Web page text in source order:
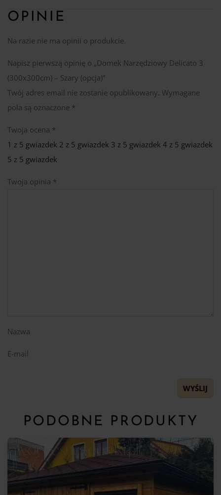
OPINIE
Na razie nie ma opinii o produkcie.
Napisz pierwszą opinię o „Domek Narzędziowy Delicato 3
(300x300cm) – Szary (opcja)”
Twój adres email nie zostanie opublikowany. Wymagane
pola są oznaczone *
Twoja ocena *
1 z 5 gwiazdek 2 z 5 gwiazdek 3 z 5 gwiazdek 4 z 5 gwiazdek
5 z 5 gwiazdek
Twoja opinia *
Nazwa
E-mail
PODOBNE PRODUKTY